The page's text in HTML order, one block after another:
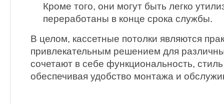
Кроме того, они могут быть легко
переработаны в конце срока службы.
В целом, кассетные потолки являются
привлекательным решением для
сочетают в себе функциональность,
обеспечивая удобство монтажа и